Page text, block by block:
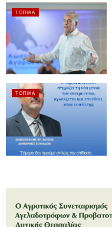
ΤΟΠΙΚΆ
ΤΟΠΙΚΆ